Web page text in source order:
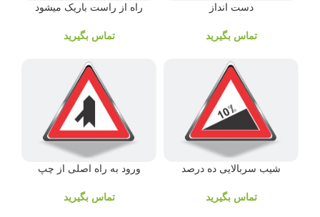
دست انداز
تماس بگیرید
راه از راست باریک میشود
تماس بگیرید
شیب سربالایی ده درصد
تماس بگیرید
ورود به راه اصلی از چپ
تماس بگیرید